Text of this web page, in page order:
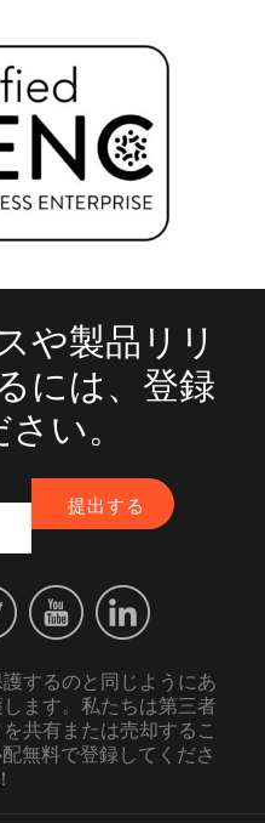
や製品リリ
には、登録
い。
するのと同じようにあ
ます。私たちは第三者
共有または売却するこ
無料で登録してくださ